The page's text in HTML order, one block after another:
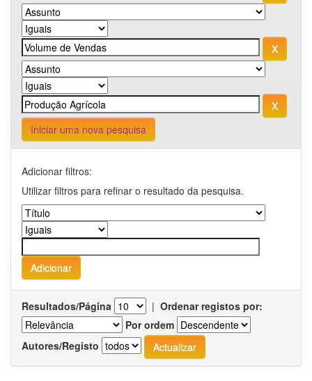
Iniciar uma nova pesquisa
Adicionar filtros:
Utilizar filtros para refinar o resultado da pesquisa.
Resultados/Página | Ordenar registos por:
Por ordem
Autores/Registo